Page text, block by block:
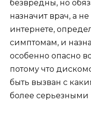
безвредны, но
назначит врач, а
интернете,
симптомам, и
особенно опасно
потому что
быть вызван с
более